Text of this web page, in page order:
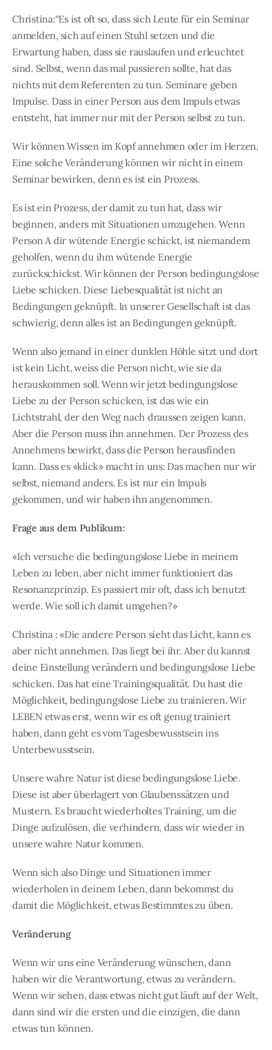
Christina:“Es ist oft so, dass sich Leute für ein Seminar
anmelden, sich auf einen Stuhl setzen und die
Erwartung haben, dass sie rauslaufen und erleuchtet
sind. Selbst, wenn das mal passieren sollte, hat das
nichts mit dem Referenten zu tun. Seminare geben
Impulse. Dass in einer Person aus dem Impuls etwas
entsteht, hat immer nur mit der Person selbst zu tun.
Wir können Wissen im Kopf annehmen oder im Herzen.
Eine solche Veränderung können wir nicht in einem
Seminar bewirken, denn es ist ein Prozess.
Es ist ein Prozess, der damit zu tun hat, dass wir
beginnen, anders mit Situationen umzugehen. Wenn
Person A dir wütende Energie schickt, ist niemandem
geholfen, wenn du ihm wütende Energie
zurückschickst. Wir können der Person bedingungslose
Liebe schicken. Diese Liebesqualität ist nicht an
Bedingungen geknüpft. In unserer Gesellschaft ist das
schwierig, denn alles ist an Bedingungen geknüpft.
Wenn also jemand in einer dunklen Höhle sitzt und dort
ist kein Licht, weiss die Person nicht, wie sie da
herauskommen soll. Wenn wir jetzt bedingungslose
Liebe zu der Person schicken, ist das wie ein
Lichtstrahl, der den Weg nach draussen zeigen kann.
Aber die Person muss ihn annehmen. Der Prozess des
Annehmens bewirkt, dass die Person herausfinden
kann. Dass es «klick» macht in uns: Das machen nur wir
selbst, niemand anders. Es ist nur ein Impuls
gekommen, und wir haben ihn angenommen.
Frage aus dem Publikum:
«Ich versuche die bedingungslose Liebe in meinem
Leben zu leben, aber nicht immer funktioniert das
Resonanzprinzip. Es passiert mir oft, dass ich benutzt
werde. Wie soll ich damit umgehen?»
Christina : «Die andere Person sieht das Licht, kann es
aber nicht annehmen. Das liegt bei ihr. Aber du kannst
deine Einstellung verändern und bedingungslose Liebe
schicken. Das hat eine Trainingsqualität. Du hast die
Möglichkeit, bedingungslose Liebe zu trainieren. Wir
LEBEN etwas erst, wenn wir es oft genug trainiert
haben, dann geht es vom Tagesbewusstsein ins
Unterbewusstsein.
Unsere wahre Natur ist diese bedingungslose Liebe.
Diese ist aber überlagert von Glaubenssätzen und
Mustern. Es braucht wiederholtes Training, um die
Dinge aufzulösen, die verhindern, dass wir wieder in
unsere wahre Natur kommen.
Wenn sich also Dinge und Situationen immer
wiederholen in deinem Leben, dann bekommst du
damit die Möglichkeit, etwas Bestimmtes zu üben.
Veränderung
Wenn wir uns eine Veränderung wünschen, dann
haben wir die Verantwortung, etwas zu verändern.
Wenn wir sehen, dass etwas nicht gut läuft auf der Welt,
dann sind wir die ersten und die einzigen, die dann
etwas tun können.